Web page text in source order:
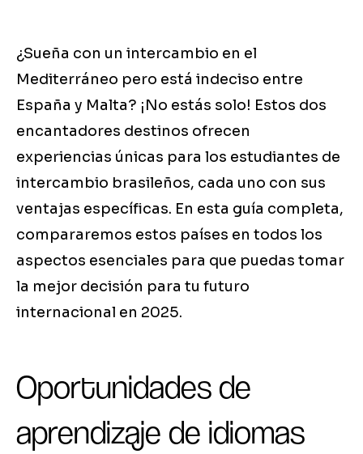
¿Sueña con un intercambio en el
Mediterráneo pero está indeciso entre
España y Malta? ¡No estás solo! Estos dos
encantadores destinos ofrecen
experiencias únicas para los estudiantes de
intercambio brasileños, cada uno con sus
ventajas específicas. En esta guía completa,
compararemos estos países en todos los
aspectos esenciales para que puedas tomar
la mejor decisión para tu futuro
internacional en 2025.
Oportunidades de
aprendizaje de idiomas